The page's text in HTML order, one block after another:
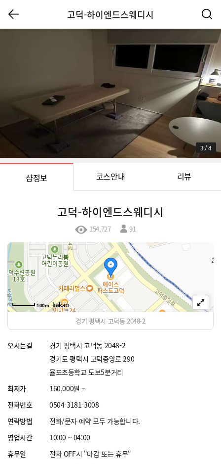
고덕-하이엔드스웨디시
3 /4
샵정보 코스안내 리뷰
고덕-하이엔드스웨디시
154,727 91
100m
경기 평택시 고덕동 2048-2
오시는길
경기 평택시 고덕동 2048-2
경기도 평택시 고덕중앙로 290
율포초등학교 도보5분거리
최저가
160,000원 ~
전화번호
0504-3181-3008
연락방법
전화/문자 예약 모두 가능합니다.
영업시간
10:00 ~ 04:00
휴무일
전화 OFF시 "마감 또는 휴무"